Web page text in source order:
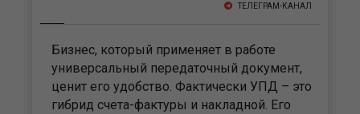
ТЕЛЕГРАМ-КАНАЛ
Бизнес, который применяет в работе
универсальный передаточный документ,
ценит его удобство. Фактически УПД – это
гибрид счета-фактуры и накладной. Его